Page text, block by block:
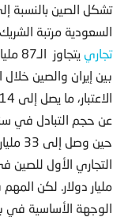
تشكل الصين بالنسبة
السعودية مرتبة
تجاري يتجاوز الـ87 مليار دولار سنويا. وقد بلغ حجم
مليار دولار. لكن
الوجهة الأساسية في